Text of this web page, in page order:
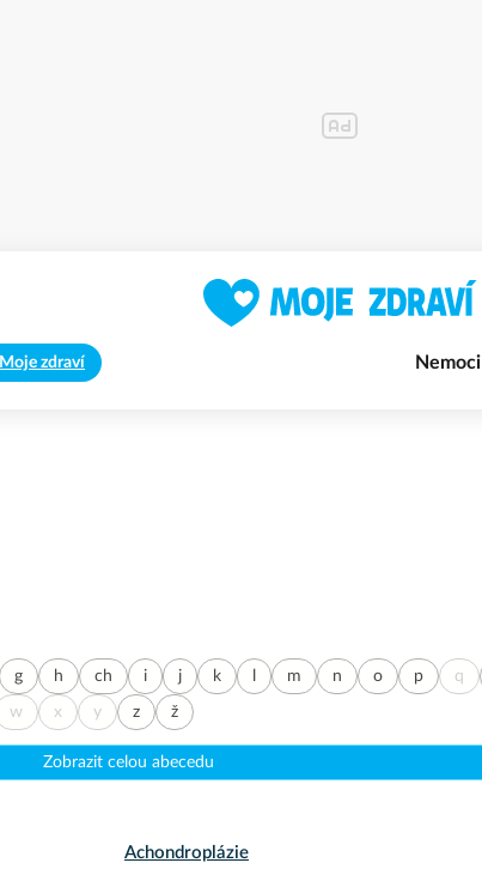
Moje zdraví Nemoci
g h ch i j k m n o p q
w x y z ž
Zobrazit celou abecedu
Achondroplázie